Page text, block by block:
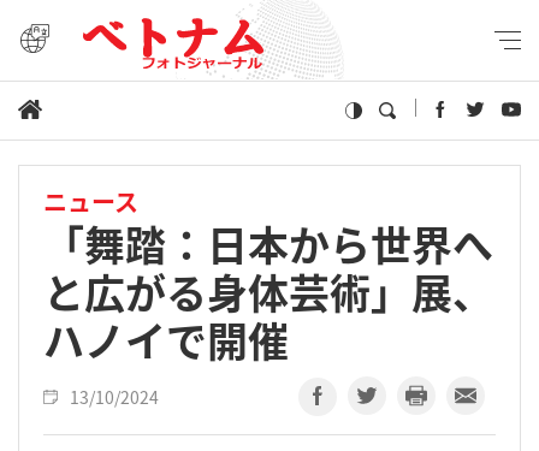
ニュース
「舞踏：日本から世界へ
と広がる身体芸術」展、
ハノイで開催
13/10/2024